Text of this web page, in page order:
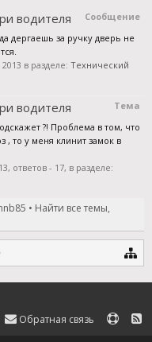
Сообщение
водителя
дергаешь за ручку дверь не
в разделе: Технический
Тема
водителя
?! Проблема в том, что
, то у меня клинит замок в
, ответов - 17, в разделе:
Найти все темы,
Обратная связь